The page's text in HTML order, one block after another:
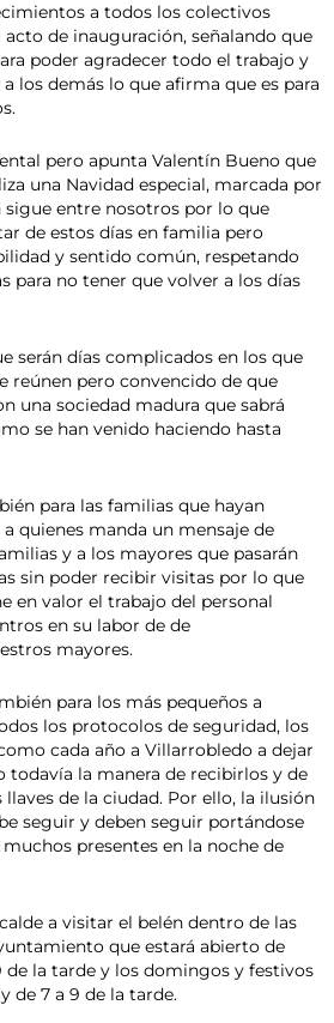
a todos los colectivos
de inauguración, señalando que
poder agradecer todo el trabajo y
los demás lo que afirma que es para
pero apunta Valentín Bueno que
una Navidad especial, marcada por
sigue entre nosotros por lo que
de estos días en familia pero
y sentido común, respetando
para no tener que volver a los días
serán días complicados en los que
reúnen pero convencido de que
una sociedad madura que sabrá
se han venido haciendo hasta
para las familias que hayan
quienes manda un mensaje de
y a los mayores que pasarán
sin poder recibir visitas por lo que
en valor el trabajo del personal
en su labor de de
mayores.
para los más pequeños a
los protocolos de seguridad, los
cada año a Villarrobledo a dejar
todavía la manera de recibirlos y de
llaves de la ciudad. Por ello, la ilusión
seguir y deben seguir portándose
presentes en la noche de
a visitar el belén dentro de las
que estará abierto de
de la tarde y los domingos y festivos
de 7 a 9 de la tarde.